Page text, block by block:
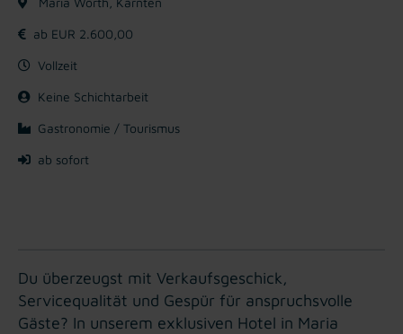
ab EUR 2.600,00
Vollzeit
Keine Schichtarbeit
Gastronomie / Tourismus
ab sofort
Du überzeugst mit Verkaufsgeschick,
Servicequalität und Gespür für anspruchsvolle
Gäste? In unserem exklusiven Hotel in Maria